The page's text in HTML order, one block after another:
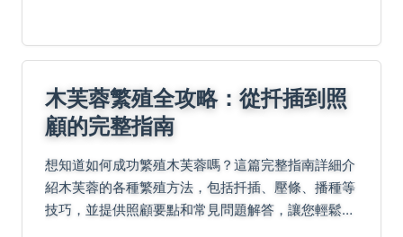
木芙蓉繁殖全攻略：從扦插到照
顧的完整指南
想知道如何成功繁殖木芙蓉嗎？這篇完整指南詳細介
紹木芙蓉的各種繁殖方法，包括扦插、壓條、播種等
技巧，並提供照顧要點和常見問題解答，讓您輕鬆培